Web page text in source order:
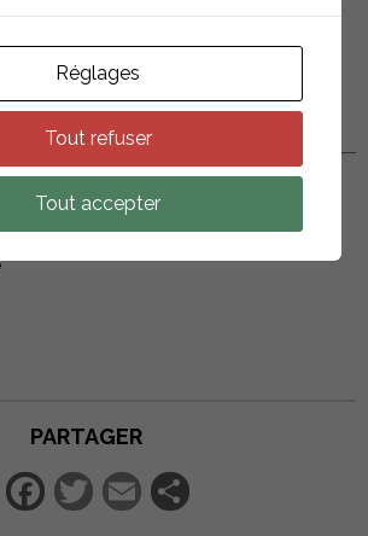
mâle pour connecter le câble APS
d'installation AC normal.
PARTAGER
Facebook
Twitter
Email
Réglages
Tout refuser
Tout accepter